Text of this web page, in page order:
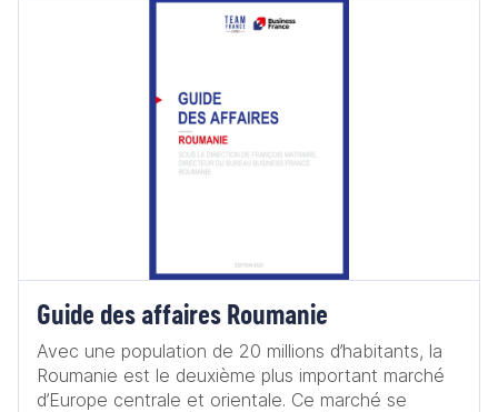
Guide des affaires Roumanie
Avec une population de 20 millions d’habitants, la
Roumanie est le deuxième plus important marché
d’Europe centrale et orientale. Ce marché se